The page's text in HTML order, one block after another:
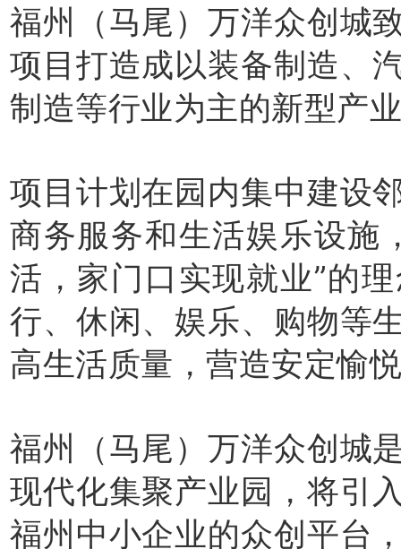
福州（马尾）万洋众创城
项目打造成以装备制造、
制造等行业为主的新型产
项目计划在园内集中建设
商务服务和生活娱乐设施
活，家门口实现就业”的
行、休闲、娱乐、购物等
高生活质量，营造安定愉
福州（马尾）万洋众创城
现代化集聚产业园，将引
福州中小企业的众创平台